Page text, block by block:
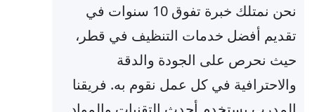
نحن نمتلك خبرة تفوق 10 سنوات في
تقديم أفضل خدمات التنظيف في قطر،
حيث نحرص على الجودة والدقة
والاحترافية في كل عمل نقوم به. فريقنا